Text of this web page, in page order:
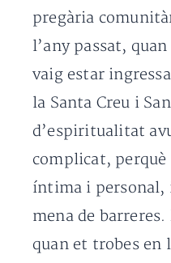
pregària
l’any passat,
vaig estar
la Santa Creu i
d’espiritualitat
complicat, perquè
íntima i personal,
mena de
quan et trobes en